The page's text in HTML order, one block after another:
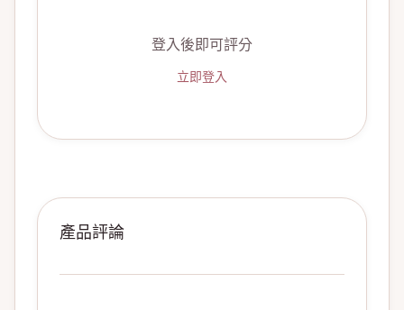
登入後即可評分
立即登入
產品評論